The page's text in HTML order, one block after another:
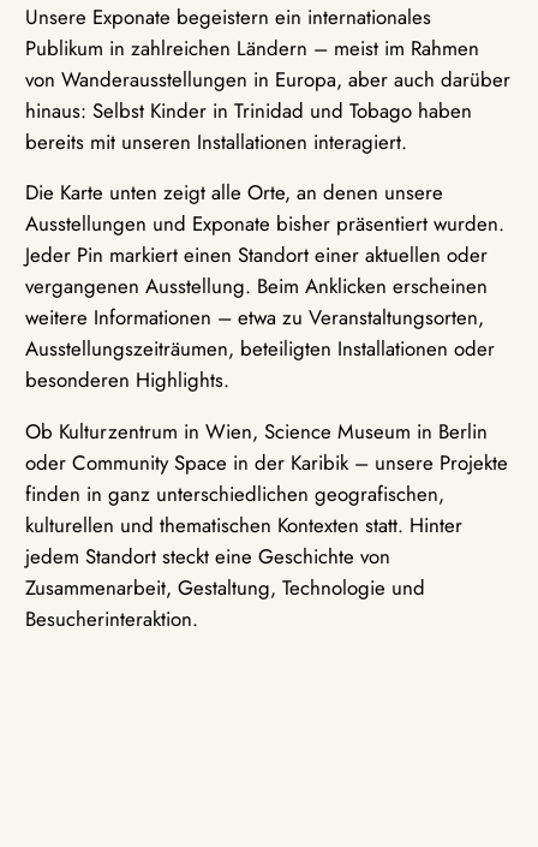
Unsere Exponate begeistern ein internationales
Publikum in zahlreichen Ländern – meist im Rahmen
von Wanderausstellungen in Europa, aber auch darüber
hinaus: Selbst Kinder in Trinidad und Tobago haben
bereits mit unseren Installationen interagiert.
Die Karte unten zeigt alle Orte, an denen unsere
Ausstellungen und Exponate bisher präsentiert wurden.
Jeder Pin markiert einen Standort einer aktuellen oder
vergangenen Ausstellung. Beim Anklicken erscheinen
weitere Informationen – etwa zu Veranstaltungsorten,
Ausstellungszeiträumen, beteiligten Installationen oder
besonderen Highlights.
Ob Kulturzentrum in Wien, Science Museum in Berlin
oder Community Space in der Karibik – unsere Projekte
finden in ganz unterschiedlichen geografischen,
kulturellen und thematischen Kontexten statt. Hinter
jedem Standort steckt eine Geschichte von
Zusammenarbeit, Gestaltung, Technologie und
Besucherinteraktion.